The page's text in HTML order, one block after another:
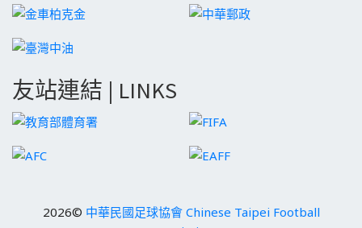
友站連結 | LINKS
2026© 中華民國足球協會 Chinese Taipei Football